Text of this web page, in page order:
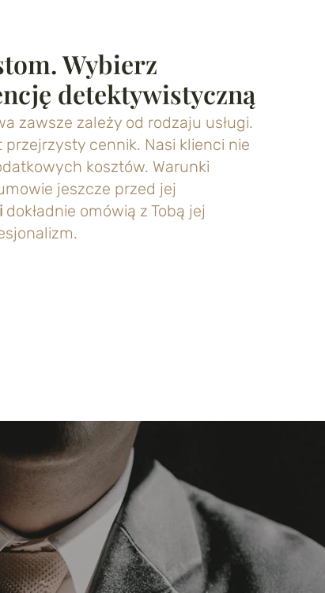
Wybierz
detektywistyczną
zawsze zależy od rodzaju usługi.
cennik. Nasi klienci nie
kosztów. Warunki
jeszcze przed jej
dokładnie omówią z Tobą jej